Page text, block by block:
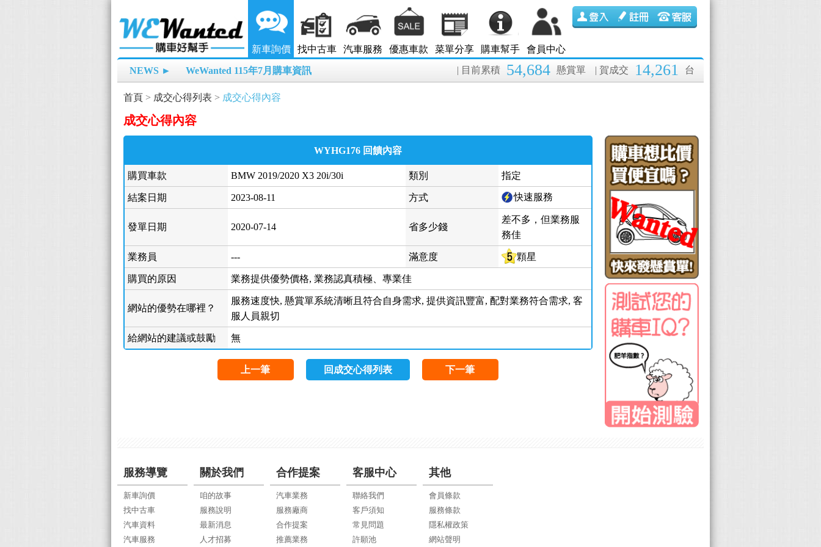
新車詢價 找中古車 汽車服務 優惠車款 菜單分享 購車幫手 會員中心
NEWS ► WeWanted 115年7月購車資訊 | 賀成交 14,261 台
| 目前累積 54,684 懸賞單
首頁 > 成交心得列表 > 成交心得內容
成交心得內容
WYHG176 回饋內容
購買車款 BMW 2019/2020 X3 20i/30i 類別 指定
結案日期 2023-08-11 方式 快速服務
發單日期 2020-07-14 省多少錢
差不多，但業務服
務佳
業務員 --- 滿意度 顆星
購買的原因 業務提供優勢價格, 業務認真積極、專業佳
網站的優勢在哪裡？
服務速度快, 懸賞單系統清晰且符合自身需求, 提供資訊豐富, 配對業務符合需求, 客
服人員親切
給網站的建議或鼓勵 無
上一筆 回成交心得列表 下一筆
服務導覽
新車詢價
找中古車
汽車資料
汽車服務
關於我們
咱的故事
服務說明
最新消息
人才招募
合作提案
汽車業務
服務廠商
合作提案
推薦業務
客服中心
聯絡我們
客戶須知
常見問題
許願池
其他
會員條款
服務條款
隱私權政策
網站聲明